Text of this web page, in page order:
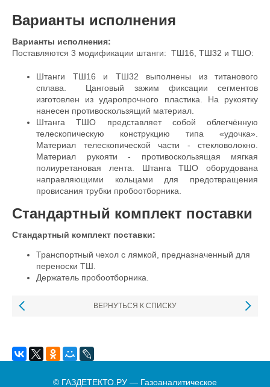
Варианты исполнения
Варианты исполнения:
Поставляются 3 модификации штанги: ТШ16, ТШ32 и ТШО:
Штанги ТШ16 и ТШ32 выполнены из титанового
сплава. Цанговый зажим фиксации сегментов
изготовлен из ударопрочного пластика. На рукоятку
нанесен противоскользящий материал.
Штанга ТШО представляет собой облегчённую
телескопическую конструкцию типа «удочка».
Материал телескопической части - стекловолокно.
Материал рукояти - противоскользящая мягкая
полиуретановая лента. Штанга ТШО оборудована
направляющими кольцами для предотвращения
провисания трубки пробоотборника.
Стандартный комплект поставки
Стандартный комплект поставки:
Транспортный чехол с лямкой, предназначенный для
переноски ТШ.
Держатель пробоотборника.
ВЕРНУТЬСЯ К СПИСКУ
© ГАЗДЕТЕКТО.РУ — Газоаналитическое